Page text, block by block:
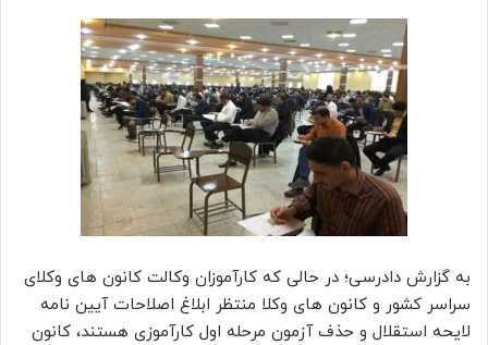
به گزارش دادرسی؛ در حالی که کارآموزان وکالت کانون های وکلای
سراسر کشور و کانون های وکلا منتظر ابلاغ اصلاحات آیین نامه
لایحه استقلال و حذف آزمون مرحله اول کارآموزی هستند، کانون